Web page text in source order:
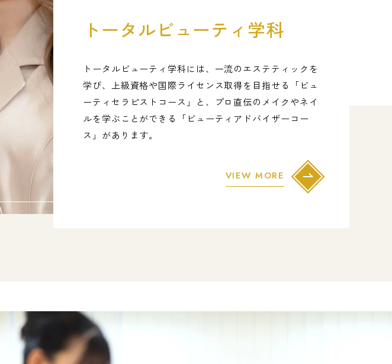
トータルビューティ学科
トータルビューティ学科には、一流のエステティックを
学び、上級資格や国際ライセンス取得を目指せる「ビュ
ーティセラピストコース」と、プロ直伝のメイクやネイ
ルを学ぶことができる「ビューティアドバイザーコー
ス」があります。
VIEW MORE